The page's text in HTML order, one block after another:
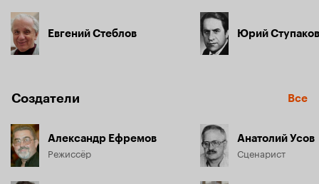
Евгений Стеблов Юрий Ступаков
Создатели Все
Александр Ефремов
Режиссёр
Анатолий Усов
Сценарист